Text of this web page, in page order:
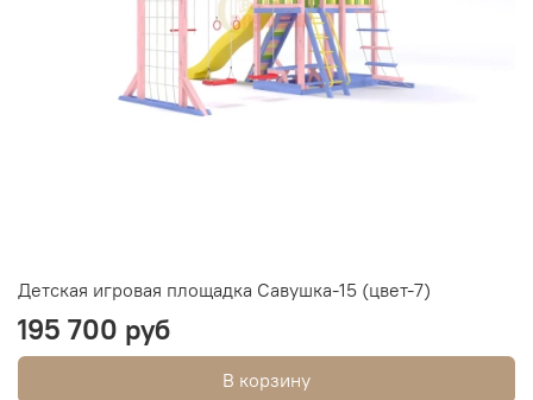
Детская игровая площадка Савушка-15 (цвет-7)
195 700 руб
В корзину